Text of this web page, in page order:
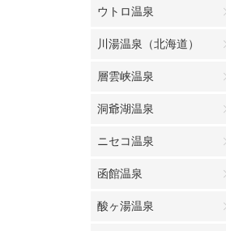
ウトロ温泉
川湯温泉（北海道）
層雲峡温泉
洞爺湖温泉
ニセコ温泉
函館温泉
酸ヶ湯温泉